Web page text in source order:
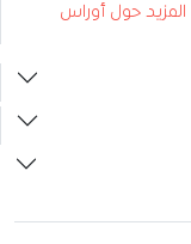
المزيد حول أوراس